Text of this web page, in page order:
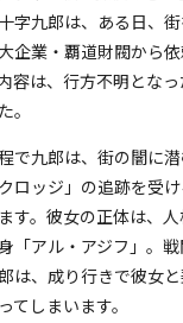
字九郎は、ある日、
企業・覇道財閥から
容は、行方不明とな
。
で九郎は、街の闇に
クロッジ」の追跡を受
す。彼女の正体は、
「アル・アジフ」。
は、成り行きで彼女
てしまいます。